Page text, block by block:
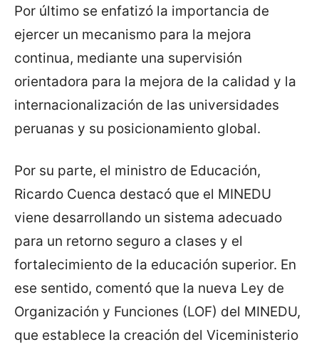
Por último se enfatizó la importancia de
ejercer un mecanismo para la mejora
continua, mediante una supervisión
orientadora para la mejora de la calidad y la
internacionalización de las universidades
peruanas y su posicionamiento global.
Por su parte, el ministro de Educación,
Ricardo Cuenca destacó que el MINEDU
viene desarrollando un sistema adecuado
para un retorno seguro a clases y el
fortalecimiento de la educación superior. En
ese sentido, comentó que la nueva Ley de
Organización y Funciones (LOF) del MINEDU,
que establece la creación del Viceministerio